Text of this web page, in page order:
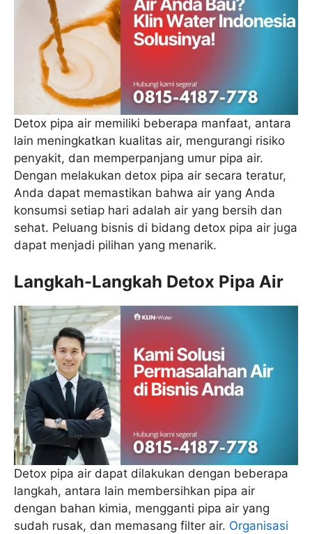
Detox pipa air memiliki beberapa manfaat, antara
lain meningkatkan kualitas air, mengurangi risiko
penyakit, dan memperpanjang umur pipa air.
Dengan melakukan detox pipa air secara teratur,
Anda dapat memastikan bahwa air yang Anda
konsumsi setiap hari adalah air yang bersih dan
sehat. Peluang bisnis di bidang detox pipa air juga
dapat menjadi pilihan yang menarik.
Langkah-Langkah Detox Pipa Air
Detox pipa air dapat dilakukan dengan beberapa
langkah, antara lain membersihkan pipa air
dengan bahan kimia, mengganti pipa air yang
sudah rusak, dan memasang filter air. Organisasi